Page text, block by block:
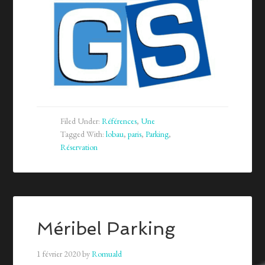
Filed Under:Références, Une
Tagged With:lobau,paris,Parking,
Réservation
Méribel Parking
1 février 2020byRomuald